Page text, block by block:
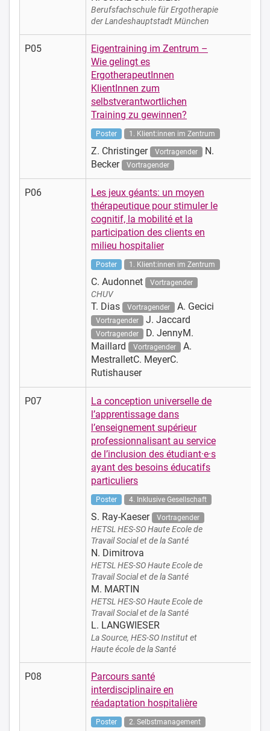
Berufsfachschule für Ergotherapie
der Landeshauptstadt München
P05
Eigentraining im Zentrum –
Wie gelingt es
ErgotherapeutInnen
KlientInnen zum
selbstverantwortlichen
Training zu gewinnen?
Poster 1. Klient:innen im Zentrum
Z. Christinger Vortragender
N.
Becker
Vortragender
P06
Les jeux géants: un moyen
thérapeutique pour stimuler le
cognitif, la mobilité et la
participation des clients en
milieu hospitalier
Poster 1. Klient:innen im Zentrum
C. Audonnet Vortragender
CHUV
T. Dias Vortragender A. Gecici
Vortragender J. Jaccard
Vortragender
D. JennyM.
Maillard
Vortragender
A.
MestralletC. MeyerC.
Rutishauser
P07
La conception universelle de
l’apprentissage dans
l’enseignement supérieur
professionnalisant au service
de l’inclusion des étudiant·e·s
ayant des besoins éducatifs
particuliers
Poster 4. Inklusive Gesellschaft
S. Ray-Kaeser Vortragender
HETSL HES-SO Haute Ecole de
Travail Social et de la Santé
N. Dimitrova
HETSL HES-SO Haute Ecole de
Travail Social et de la Santé
M. MARTIN
HETSL HES-SO Haute Ecole de
Travail Social et de la Santé
L. LANGWIESER
La Source, HES-SO Institut et
Haute école de la Santé
P08
Parcours santé
interdisciplinaire en
réadaptation hospitalière
Poster 2. Selbstmanagement